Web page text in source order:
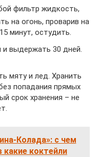
фильтр жидкость,
на огонь, проварив на
минут, остудить.
выдержать 30 дней.
мяту и лед. Хранить
попадания прямых
срок хранения – не
Колада»: с чем
коктейли